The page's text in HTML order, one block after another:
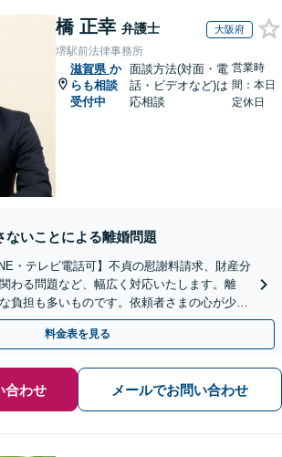
橋 正幸 弁護士 大阪府
堺駅前法律事務所
滋賀県 か
らも相談
受付中
面談方法(対面・電
話・ビデオなど)は
応相談
営業時
間：本日
定休日
ないことによる離婚問題
・テレビ電話可】不貞の慰謝料請求、財産分
わる問題など、幅広く対応いたします。離
負担も多いものです。依頼者さまの心が少し
に寄り添って対応いたします。
料金表を見る
合わせ メールでお問い合わせ